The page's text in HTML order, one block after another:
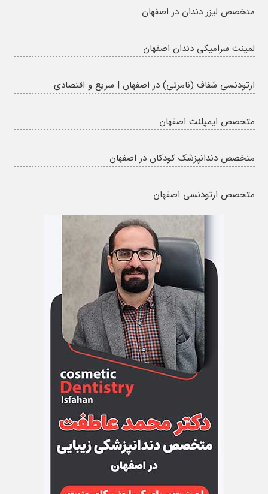
متخصص لیزر دندان در اصفهان
لمینت سرامیکی دندان اصفهان
ارتودنسی شفاف (نامرئی) در اصفهان | سریع و اقتصادی
متخصص ایمپلنت اصفهان
متخصص دندانپزشک کودکان در اصفهان
متخصص ارتودنسی اصفهان